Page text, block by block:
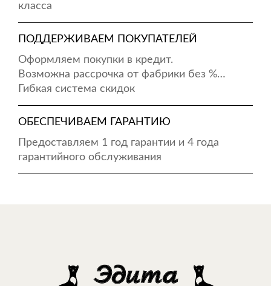
класса
ПОДДЕРЖИВАЕМ ПОКУПАТЕЛЕЙ
Оформляем покупки в кредит.
Возможна рассрочка от фабрики без %…
Гибкая система скидок
ОБЕСПЕЧИВАЕМ ГАРАНТИЮ
Предоставляем 1 год гарантии и 4 года
гарантийного обслуживания